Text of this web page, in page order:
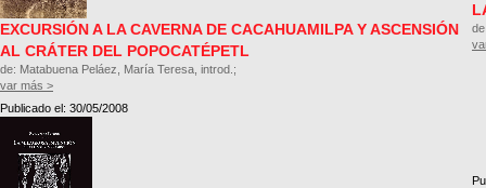
EXCURSIÓN A LA CAVERNA DE CACAHUAMILPA Y ASCENSIÓN
AL CRÁTER DEL POPOCATÉPETL
de: Matabuena Peláez, María Teresa, introd.;
var más >
Publicado el: 30/05/2008